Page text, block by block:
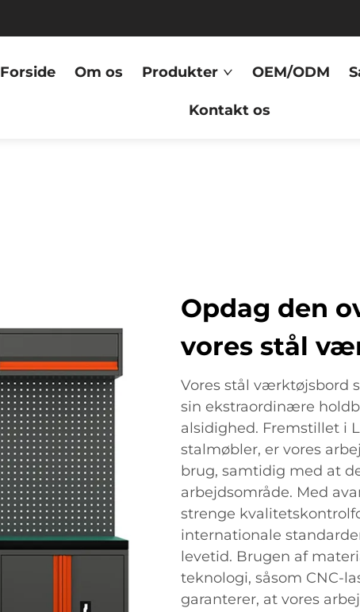
Forside Om os Produkter OEM/ODM
Kontakt os
Opdag den
vores stål
Vores stål værktøjsbord
sin ekstraordinære
alsidighed. Fremstillet i
stalmøbler, er vores
brug, samtidig med at
arbejdsområde. Med
strenge
internationale
levetid. Brugen af
teknologi, såsom CNC-
garanterer, at vores